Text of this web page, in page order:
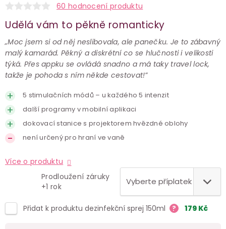
60 hodnocení produktu
Udělá vám to pěkně romanticky
„Moc jsem si od něj neslibovala, ale panečku. Je to zábavný
malý kamarád. Pěkný a diskrétní co se hlučnosti i velikosti
týká. Přes appku se ovládá snadno a má taky travel lock,
takže je pohoda s ním někde cestovat!”
5 stimulačních módů – u každého 5 intenzit
další programy v mobilní aplikaci
dokovací stanice s projektorem hvězdné oblohy
není určený pro hraní ve vaně
Více o produktu
Prodloužení záruky
+1 rok
Přidat k produktu dezinfekční sprej 150ml ? 179 Kč